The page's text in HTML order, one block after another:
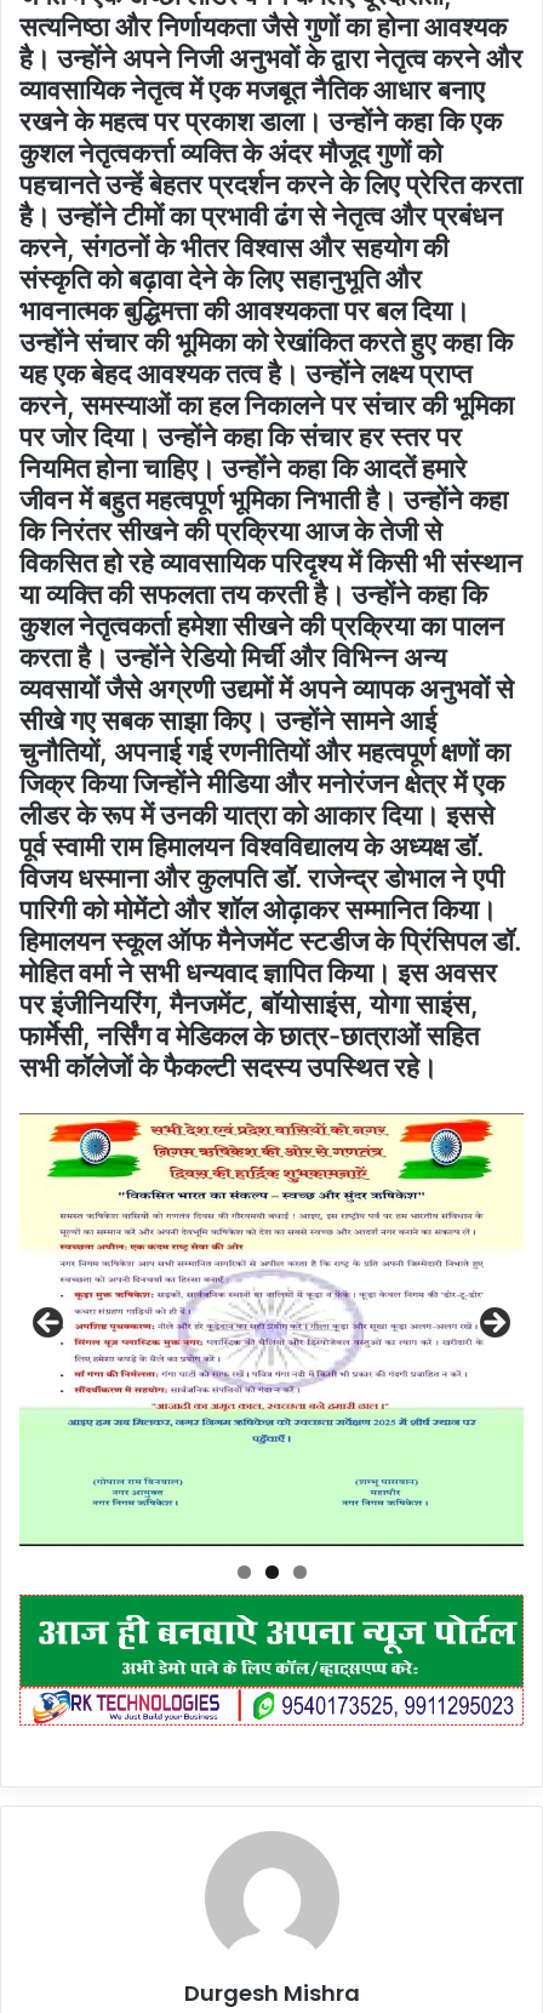
सत्यनिष्ठा और निर्णायकता जैसे गुणों का होना आवश्यक
है। उन्होंने अपने निजी अनुभवों के द्वारा नेतृत्व करने और
व्यावसायिक नेतृत्व में एक मजबूत नैतिक आधार बनाए
रखने के महत्व पर प्रकाश डाला। उन्होंने कहा कि एक
कुशल नेतृत्वकर्त्ता व्यक्ति के अंदर मौजूद गुणों को
पहचानते उन्हें बेहतर प्रदर्शन करने के लिए प्रेरित करता
है। उन्होंने टीमों का प्रभावी ढंग से नेतृत्व और प्रबंधन
करने, संगठनों के भीतर विश्वास और सहयोग की
संस्कृति को बढ़ावा देने के लिए सहानुभूति और
भावनात्मक बुद्धिमत्ता की आवश्यकता पर बल दिया।
उन्होंने संचार की भूमिका को रेखांकित करते हुए कहा कि
यह एक बेहद आवश्यक तत्व है। उन्होंने लक्ष्य प्राप्त
करने, समस्याओं का हल निकालने पर संचार की भूमिका
पर जोर दिया। उन्होंने कहा कि संचार हर स्तर पर
नियमित होना चाहिए। उन्होंने कहा कि आदतें हमारे
जीवन में बहुत महत्वपूर्ण भूमिका निभाती है। उन्होंने कहा
कि निरंतर सीखने की प्रक्रिया आज के तेजी से
विकसित हो रहे व्यावसायिक परिदृश्य में किसी भी संस्थान
या व्यक्ति की सफलता तय करती है। उन्होंने कहा कि
कुशल नेतृत्वकर्ता हमेशा सीखने की प्रक्रिया का पालन
करता है। उन्होंने रेडियो मिर्ची और विभिन्न अन्य
व्यवसायों जैसे अग्रणी उद्यमों में अपने व्यापक अनुभवों से
सीखे गए सबक साझा किए। उन्होंने सामने आई
चुनौतियों, अपनाई गई रणनीतियों और महत्वपूर्ण क्षणों का
जिक्र किया जिन्होंने मीडिया और मनोरंजन क्षेत्र में एक
लीडर के रूप में उनकी यात्रा को आकार दिया। इससे
पूर्व स्वामी राम हिमालयन विश्वविद्यालय के अध्यक्ष डॉ.
विजय धस्माना और कुलपति डॉ. राजेन्द्र डोभाल ने एपी
पारिगी को मोमेंटो और शॉल ओढ़ाकर सम्मानित किया।
हिमालयन स्कूल ऑफ मैनेजमेंट स्टडीज के प्रिंसिपल डॉ.
मोहित वर्मा ने सभी धन्यवाद ज्ञापित किया। इस अवसर
पर इंजीनियरिंग, मैनजमेंट, बॉयोसाइंस, योगा साइंस,
फार्मेसी, नर्सिंग व मेडिकल के छात्र-छात्राओं सहित
सभी कॉलेजों के फैकल्टी सदस्य उपस्थित रहे।
Durgesh Mishra